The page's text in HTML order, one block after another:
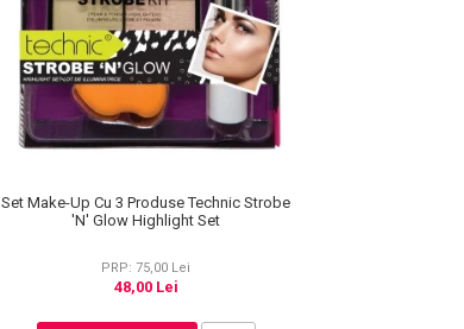
Set Make-Up Cu 3 Produse Technic Strobe
'N' Glow Highlight Set
PRP: 75,00 Lei
48,00 Lei